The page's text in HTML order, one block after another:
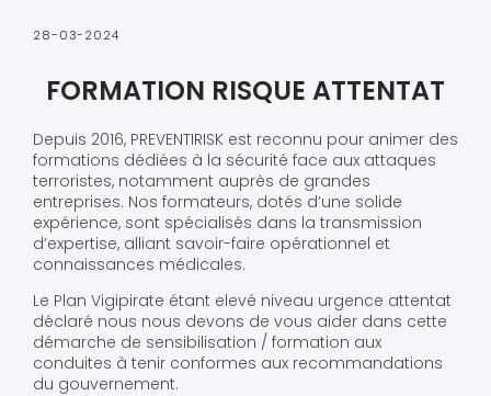
28-03-2024
FORMATION RISQUE ATTENTAT
Depuis 2016, PREVENTIRISK est reconnu pour animer des
formations dédiées à la sécurité face aux attaques
terroristes, notamment auprès de grandes
entreprises. Nos formateurs, dotés d’une solide
expérience, sont spécialisés dans la transmission
d’expertise, alliant savoir-faire opérationnel et
connaissances médicales.
Le Plan Vigipirate étant elevé niveau urgence attentat
déclaré nous nous devons de vous aider dans cette
démarche de sensibilisation / formation aux
conduites à tenir conformes aux recommandations
du gouvernement.